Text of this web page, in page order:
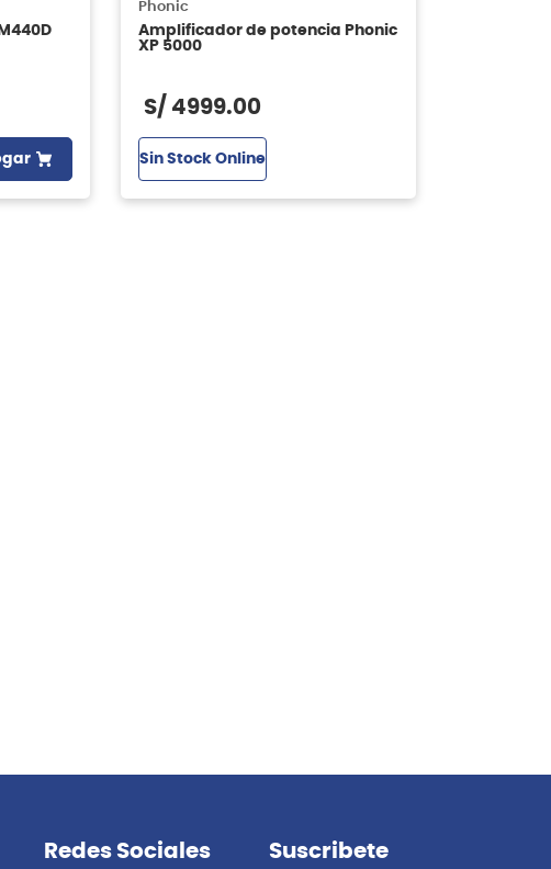
Phonic
Amplificador de potencia Phonic
XP 5000
S/ 4999.00
Sin Stock Online
Redes Sociales Suscribete